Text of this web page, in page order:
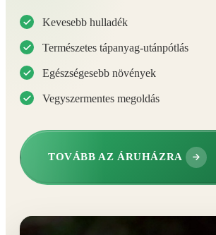
Kevesebb hulladék
Természetes tápanyag-utánpótlás
Egészségesebb növények
Vegyszermentes megoldás
TOVÁBB AZ ÁRUHÁZRA